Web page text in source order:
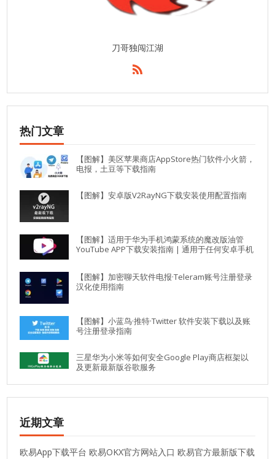
刀哥独闯江湖
热门文章
【图解】美区苹果商店AppStore热门软件小火箭，
电报，土豆等下载指南
【图解】安卓版V2RayNG下载安装使用配置指南
【图解】适用于华为手机鸿蒙系统的魔改版油管
YouTube APP下载安装指南 | 通用于任何安卓手机
【图解】加密聊天软件电报·Teleram账号注册登录
汉化使用指南
【图解】小蓝鸟·推特·Twitter 软件安装下载以及账
号注册登录指南
三星华为小米等如何安全Google Play商店框架以
及更新最新版谷歌服务
近期文章
欧易App下载平台 欧易OKX官方网站入口 欧易官方最新版下载